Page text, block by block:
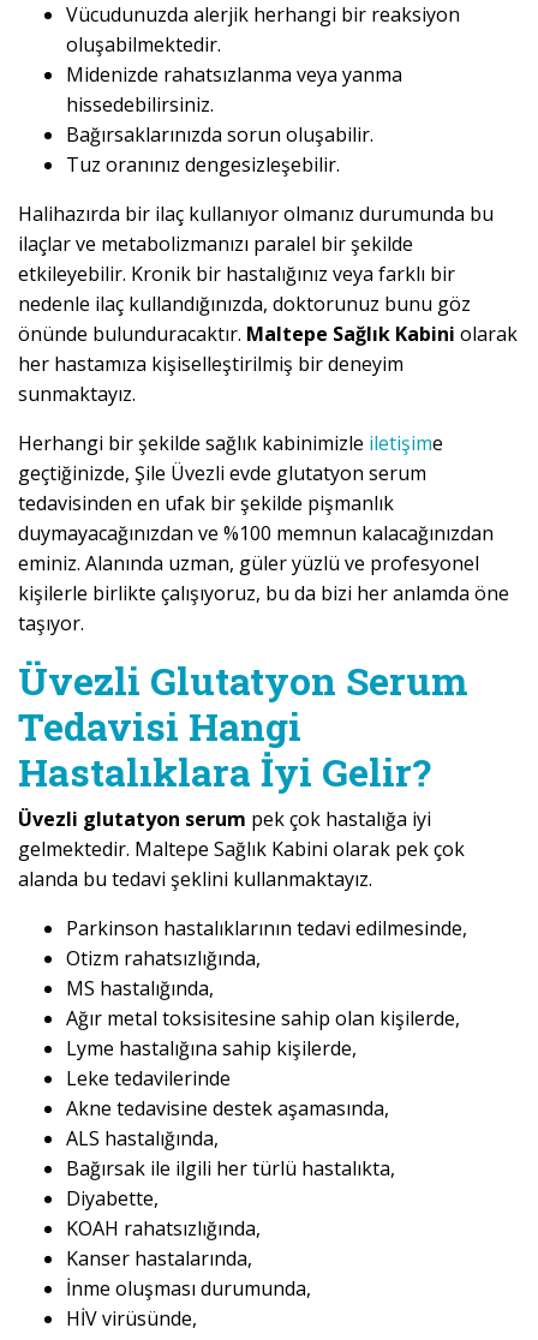
Vücudunuzda alerjik herhangi bir reaksiyon
oluşabilmektedir.
Midenizde rahatsızlanma veya yanma
hissedebilirsiniz.
Bağırsaklarınızda sorun oluşabilir.
Tuz oranınız dengesizleşebilir.
Halihazırda bir ilaç kullanıyor olmanız durumunda bu
ilaçlar ve metabolizmanızı paralel bir şekilde
etkileyebilir. Kronik bir hastalığınız veya farklı bir
nedenle ilaç kullandığınızda, doktorunuz bunu göz
önünde bulunduracaktır. Maltepe Sağlık Kabini olarak
her hastamıza kişiselleştirilmiş bir deneyim
sunmaktayız.
Herhangi bir şekilde sağlık kabinimizle iletişime
geçtiğinizde, Şile Üvezli evde glutatyon serum
tedavisinden en ufak bir şekilde pişmanlık
duymayacağınızdan ve %100 memnun kalacağınızdan
eminiz. Alanında uzman, güler yüzlü ve profesyonel
kişilerle birlikte çalışıyoruz, bu da bizi her anlamda öne
taşıyor.
Üvezli Glutatyon Serum
Tedavisi Hangi
Hastalıklara İyi Gelir?
Üvezli glutatyon serum pek çok hastalığa iyi
gelmektedir. Maltepe Sağlık Kabini olarak pek çok
alanda bu tedavi şeklini kullanmaktayız.
Parkinson hastalıklarının tedavi edilmesinde,
Otizm rahatsızlığında,
MS hastalığında,
Ağır metal toksisitesine sahip olan kişilerde,
Lyme hastalığına sahip kişilerde,
Leke tedavilerinde
Akne tedavisine destek aşamasında,
ALS hastalığında,
Bağırsak ile ilgili her türlü hastalıkta,
Diyabette,
KOAH rahatsızlığında,
Kanser hastalarında,
İnme oluşması durumunda,
HİV virüsünde,